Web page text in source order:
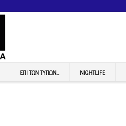
ΕΠI ΤΩΝ ΤΥΠΩΝ… NIGHTLIFE